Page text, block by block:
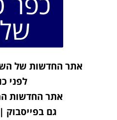
אתר החדשות של
לפני
אתר החדשות
גם בפייסבוק |